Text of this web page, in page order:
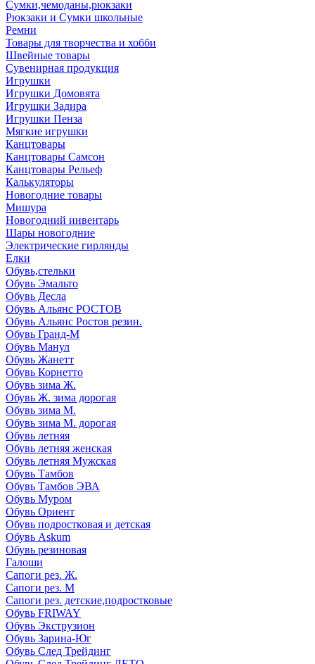
Сумки,чемоданы,рюкзаки
Рюкзаки и Сумки школьные
Ремни
Товары для творчества и хобби
Швейные товары
Сувенирная продукция
Игрушки
Игрушки Домовята
Игрушки Задира
Игрушки Пенза
Мягкие игрушки
Канцтовары
Канцтовары Самсон
Канцтовары Рельеф
Калькуляторы
Новогодние товары
Мишура
Новогодний инвентарь
Шары новогодние
Электрические гирлянды
Елки
Обувь,стельки
Обувь Эмальто
Обувь Десла
Обувь Альянс РОСТОВ
Обувь Альянс Ростов резин.
Обувь Гранд-М
Обувь Манул
Обувь Жанетт
Обувь Корнетто
Обувь зима Ж.
Обувь Ж. зима дорогая
Обувь зима М.
Обувь зима М. дорогая
Обувь летняя
Обувь летняя женская
Обувь летняя Мужская
Обувь Тамбов
Обувь Тамбов ЭВА
Обувь Муром
Обувь Ориент
Обувь подростковая и детская
Обувь Askum
Обувь резиновая
Галоши
Сапоги рез. Ж.
Сапоги рез. М
Сапоги рез. детские,подростковые
Обувь FRIWAY
Обувь Экструзион
Обувь Зарина-Юг
Обувь След Трейдинг